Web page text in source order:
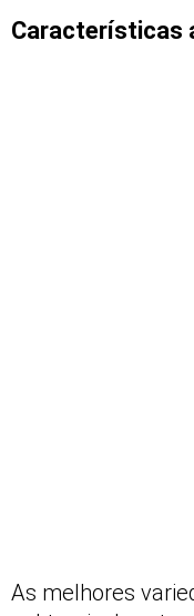
Características
As melhores